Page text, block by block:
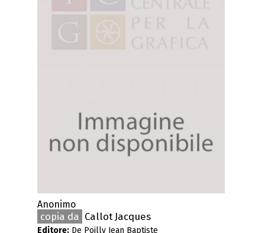
Anonimo
copia da Callot Jacques
Editore: De Poilly Jean Baptiste